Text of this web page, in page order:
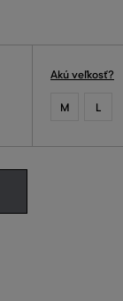
Akú veľkosť?
M L